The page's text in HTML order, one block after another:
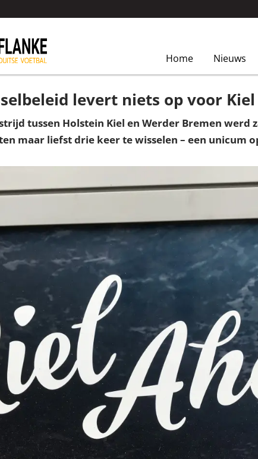
Home Nieuws
levert niets op voor Kiel
tussen Holstein Kiel en Werder Bremen werd
maar liefst drie keer te wisselen – een unicum